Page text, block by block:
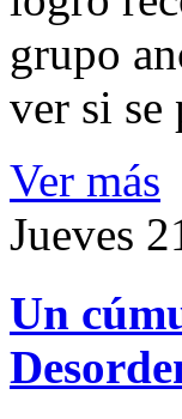
grupo
ver si se
Ver más
Jueves
Un